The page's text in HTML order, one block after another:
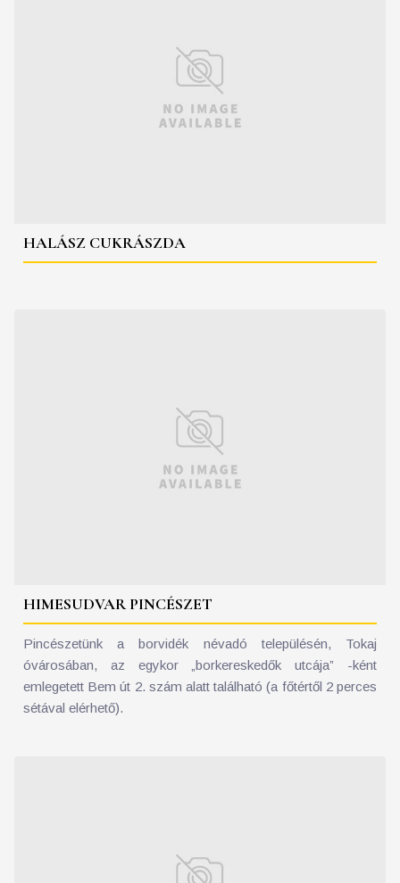
HALÁSZ CUKRÁSZDA
HIMESUDVAR PINCÉSZET
Pincészetünk a borvidék névadó településén, Tokaj
óvárosában, az egykor „borkereskedők utcája” -ként
emlegetett Bem út 2. szám alatt található (a főtértől 2 perces
sétával elérhető).